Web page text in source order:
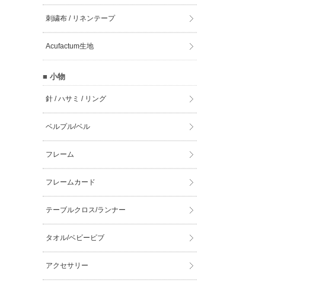
刺繍布 / リネンテープ
Acufactum生地
■ 小物
針 / ハサミ / リング
ベルプル/ベル
フレーム
フレームカード
テーブルクロス/ランナー
タオル/ベビービブ
アクセサリー